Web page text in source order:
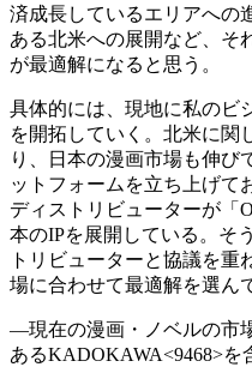
済成長しているエリアへの
ある北米への展開など、そ
が最適解になると思う。
具体的には、現地に私のビ
を開拓していく。北米に関
り、日本の漫画市場も伸び
ットフォームを立ち上げて
ディストリビューターが「
本のIPを展開している。そ
トリビューターと協議を
場に合わせて最適解を選ん
―現在の漫画・ノベルの市
あるKADOKAWA<9468>を